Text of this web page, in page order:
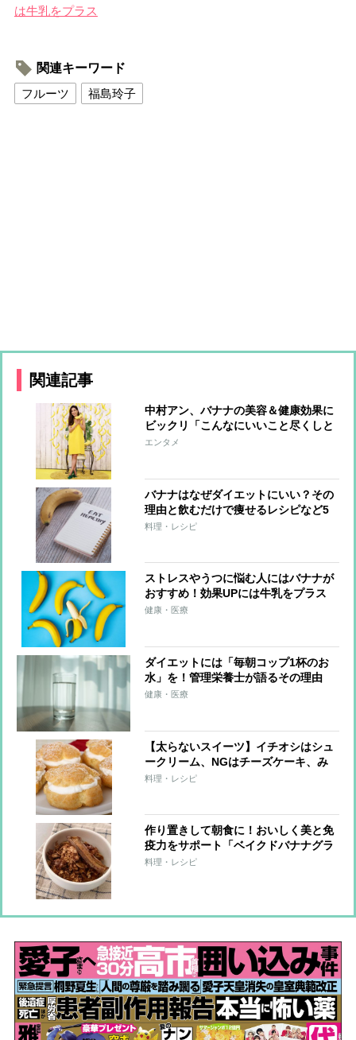
は牛乳をプラス
関連キーワード
フルーツ
福島玲子
関連記事
中村アン、バナナの美容＆健康効果に
ビックリ「こんなにいいこと尽くしと
は！」
エンタメ
バナナはなぜダイエットにいい？その
理由と飲むだけで痩せるレシピなど5
選まとめ
料理・レシピ
ストレスやうつに悩む人にはバナナが
おすすめ！効果UPには牛乳をプラス
健康・医療
ダイエットには「毎朝コップ1杯のお
水」を！管理栄養士が語るその理由
健康・医療
【太らないスイーツ】イチオシはシュ
ークリーム、NGはチーズケーキ、み
たらし団子
料理・レシピ
作り置きして朝食に！おいしく美と免
疫力をサポート「ベイクドバナナグラ
ノーラ」【市橋有里の美レシピ】
料理・レシピ